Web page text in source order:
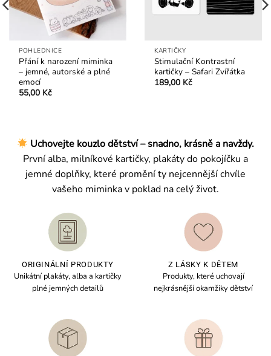
KARTIČKY
Kontrastní kartičky –
Zvířátka
289,00
ZÁLOŽKY DO KNIHY
Záložka do knihy Les –
stylová ilustrace pro
knihomoly a milovníky
Uchovejte kouzlo dětství – snadno, krásně a navždy.
První alba, milníkové kartičky, plakáty do pokojíčku a
jemné doplňky, které promění ty nejcennější chvíle
vašeho miminka v poklad na celý život.
ORIGINÁLNÍ PRODUKTY
Unikátní plakáty, alba a kartičky
plné jemných detailů
Z LÁSKY K DĚTEM
Produkty, které uchovají
nejkrásnější okamžiky dětství